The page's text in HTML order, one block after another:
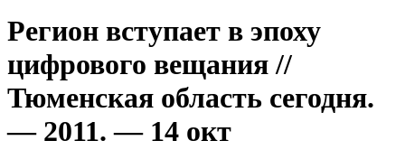
Регион вступает в эпоху
цифрового вещания //
Тюменская область сегодня.
— 2011. — 14 окт